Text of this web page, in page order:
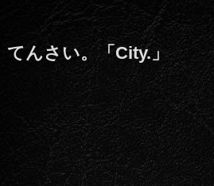
てんさい。「City.」